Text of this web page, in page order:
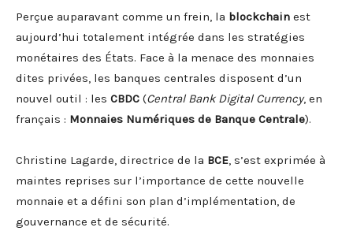
Perçue auparavant comme un frein, la blockchain est
aujourd’hui totalement intégrée dans les stratégies
monétaires des États. Face à la menace des monnaies
dites privées, les banques centrales disposent d’un
nouvel outil : les CBDC (Central Bank Digital Currency, en
français : Monnaies Numériques de Banque Centrale).
Christine Lagarde, directrice de la BCE, s’est exprimée à
maintes reprises sur l’importance de cette nouvelle
monnaie et a défini son plan d’implémentation, de
gouvernance et de sécurité.